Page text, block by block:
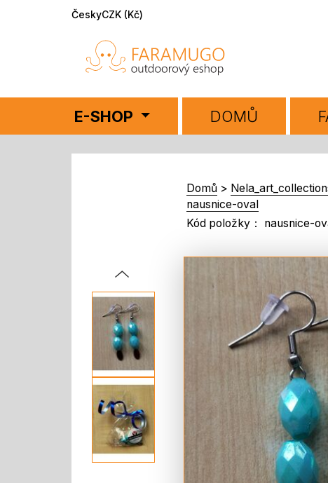
ČeskyCZK (Kč)
E-SHOP DOMŮ
Domů >
nausnice-oval
Kód položky： nausnice-